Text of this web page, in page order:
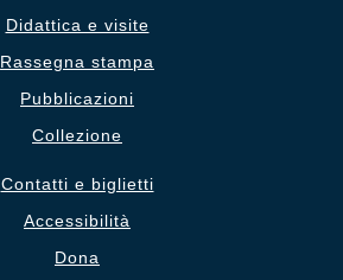
Didattica e visite
Rassegna stampa
Pubblicazioni
Collezione
Contatti e biglietti
Accessibilità
Dona